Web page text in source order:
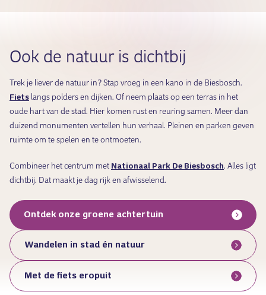
Ook de natuur is dichtbij
Trek je liever de natuur in? Stap vroeg in een kano in de Biesbosch.
Fiets langs polders en dijken. Of neem plaats op een terras in het
oude hart van de stad. Hier komen rust en reuring samen. Meer dan
duizend monumenten vertellen hun verhaal. Pleinen en parken geven
ruimte om te spelen en te ontmoeten.
Combineer het centrum met Nationaal Park De Biesbosch. Alles ligt
dichtbij. Dat maakt je dag rijk en afwisselend.
Ontdek onze groene achtertuin
Wandelen in stad én natuur
Met de fiets eropuit